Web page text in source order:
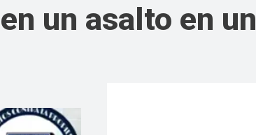
un asalto en un